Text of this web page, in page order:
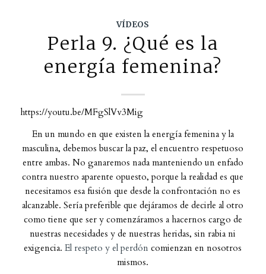
VÍDEOS
Perla 9. ¿Qué es la
energía femenina?
https://youtu.be/MFgSlVv3Mig
En un mundo en que existen la energía femenina y la
masculina, debemos buscar la paz, el encuentro respetuoso
entre ambas. No ganaremos nada manteniendo un enfado
contra nuestro aparente opuesto, porque la realidad es que
necesitamos esa fusión que desde la confrontación no es
alcanzable. Sería preferible que dejáramos de decirle al otro
como tiene que ser y comenzáramos a hacernos cargo de
nuestras necesidades y de nuestras heridas, sin rabia ni
exigencia.El respeto y el perdóncomienzan en nosotros
mismos.